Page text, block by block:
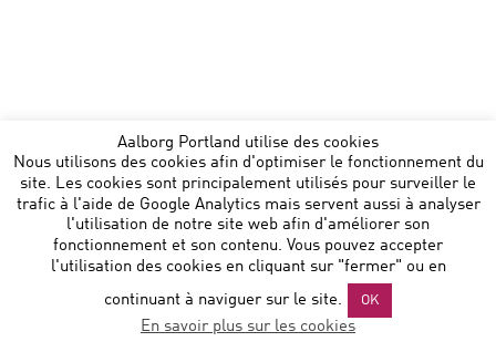
Aalborg Portland utilise des cookies
Nous utilisons des cookies afin d'optimiser le fonctionnement du
site. Les cookies sont principalement utilisés pour surveiller le
trafic à l'aide de Google Analytics mais servent aussi à analyser
l'utilisation de notre site web afin d'améliorer son
fonctionnement et son contenu. Vous pouvez accepter
l'utilisation des cookies en cliquant sur "fermer" ou en
continuant à naviguer sur le site. OK
En savoir plus sur les cookies